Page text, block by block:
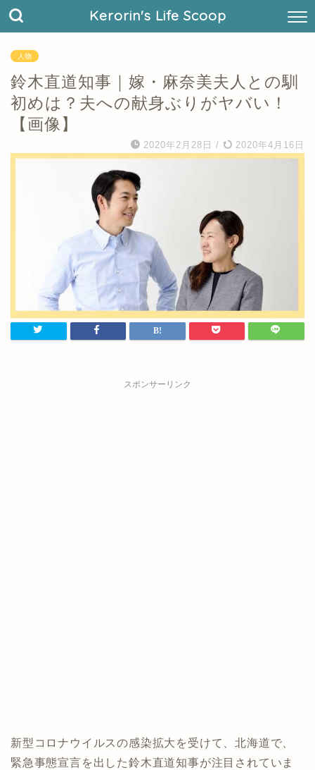
Kerorin's Life Scoop
人物
鈴木直道知事｜嫁・麻奈美夫人との馴
初めは？夫への献身ぶりがヤバい！
【画像】
2020年2月28日 / 2020年4月16日
スポンサーリンク
新型コロナウイルスの感染拡大を受けて、北海道で、
緊急事態宣言を出した鈴木直道知事が注目されていま